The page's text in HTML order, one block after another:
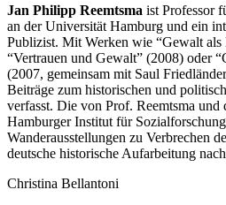
Jan Philipp Reemtsma ist Professor
an der Universität Hamburg und ein
Publizist. Mit Werken wie “Gewalt als
“Vertrauen und Gewalt” (2008) oder
(2007, gemeinsam mit Saul
Beiträge zum historischen und
verfasst. Die von Prof. Reemtsma und
Hamburger Institut für
Wanderausstellungen zu Verbrechen
deutsche historische Aufarbeitung
Christina Bellantoni